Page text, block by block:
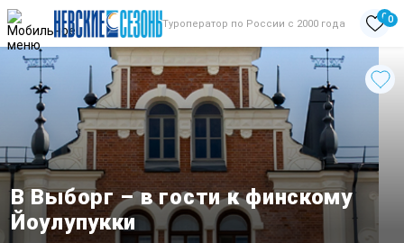
Туроператор по России с 2000 года
00
В Выборг – в гости к финскому
Йоулупукки